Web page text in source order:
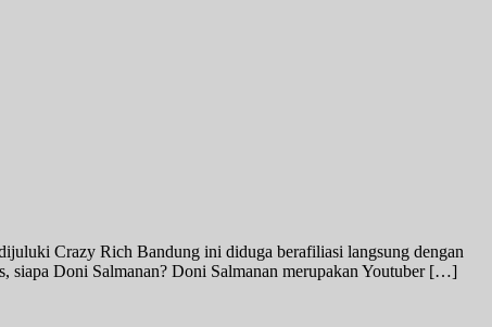
Crazy Rich Bandung ini diduga berafiliasi langsung dengan
siapa Doni Salmanan? Doni Salmanan merupakan Youtuber […]